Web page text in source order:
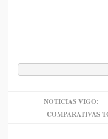
NOTICIAS VIGO:
COMPARATIVAS